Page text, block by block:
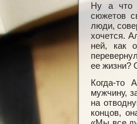
Ну а что
сюжетов
люди,
хочется.
ней, как
ее жизни?
Когда-то
мужчину,
на
концов,